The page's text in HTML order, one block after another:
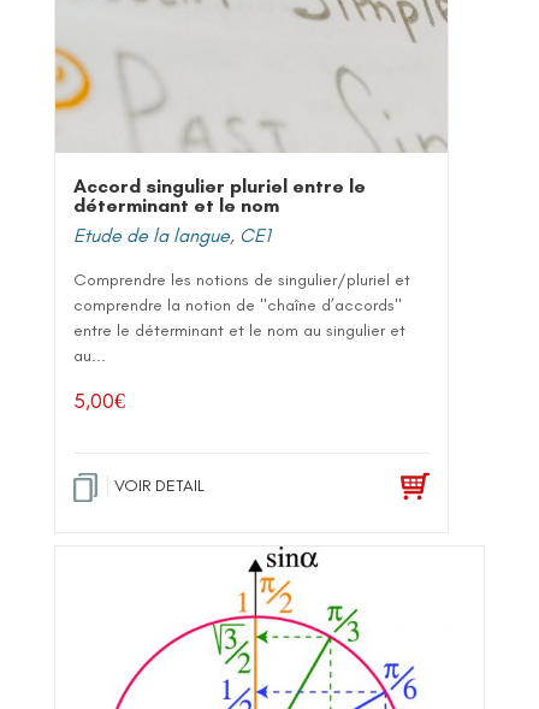
Accord singulier pluriel entre le
déterminant et le nom
Etude de la langue, CE1
Comprendre les notions de singulier/pluriel et
comprendre la notion de "chaîne d’accords"
entre le déterminant et le nom au singulier et
au...
5,00€
VOIR DETAIL